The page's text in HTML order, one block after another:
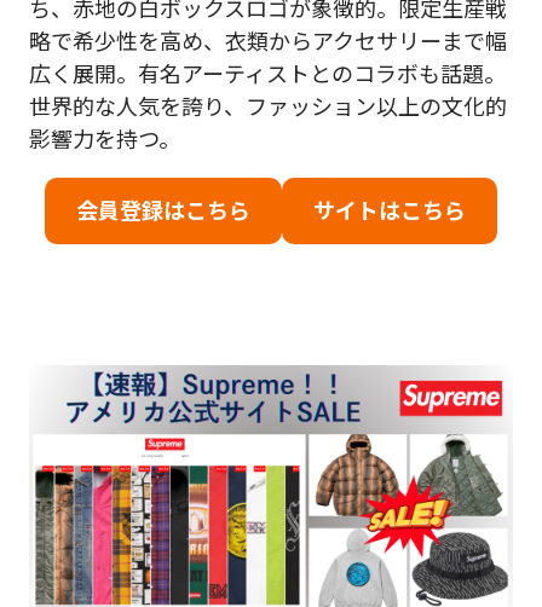
ち、赤地の白ボックスロゴが象徴的。限定生産戦
略で希少性を高め、衣類からアクセサリーまで幅
広く展開。有名アーティストとのコラボも話題。
世界的な人気を誇り、ファッション以上の文化的
影響力を持つ。
会員登録はこちら サイトはこちら